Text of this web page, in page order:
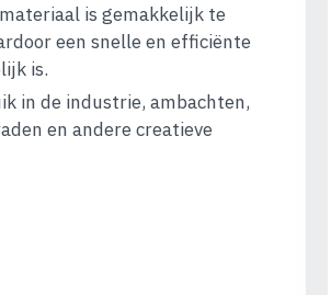
is gemakkelijk te
een snelle en efficiënte
is.
in de industrie, ambachten,
en andere creatieve